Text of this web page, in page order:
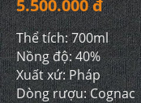
5.500.000 đ
Thể tích: 700ml
Nồng độ: 40%
Xuất xứ: Pháp
Dòng rượu: Cognac